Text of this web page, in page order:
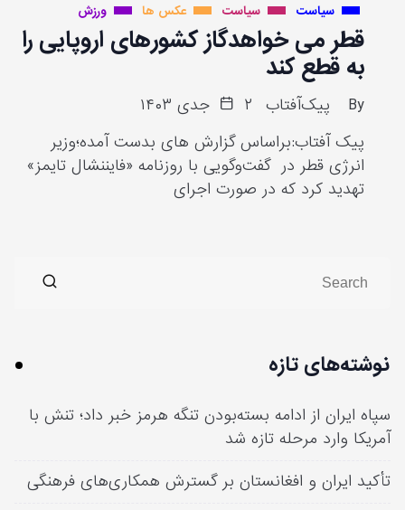
سیاست
سیاست عکس ها ورزش
قطر می خواهدگاز کشورهای اروپایی را
به قطع کند
By پیک‌آفتاب
۲ جدی ۱۴۰۳
پیک آفتاب:براساس گزارش های بدست آمده؛وزیر
انرژی قطر در گفت‌وگویی با روزنامه «فایننشال تایمز»
تهدید کرد که در صورت اجرای
نوشته‌های تازه
سپاه ایران از ادامه بسته‌بودن تنگه هرمز خبر داد؛ تنش با
آمریکا وارد مرحله تازه شد
تأکید ایران و افغانستان بر گسترش همکاری‌های فرهنگی